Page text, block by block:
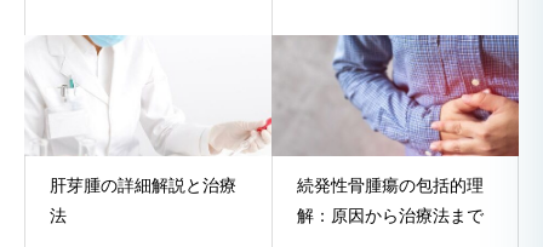
肝芽腫の詳細解説と治療
法
続発性骨腫瘍の包括的理
解：原因から治療法まで